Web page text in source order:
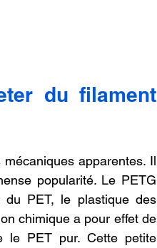
du filament
apparentes. Il
popularité. Le PETG
du PET, le plastique des
chimique a pour effet de
le PET pur. Cette petite